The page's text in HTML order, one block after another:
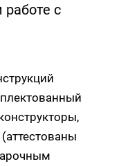
работе с